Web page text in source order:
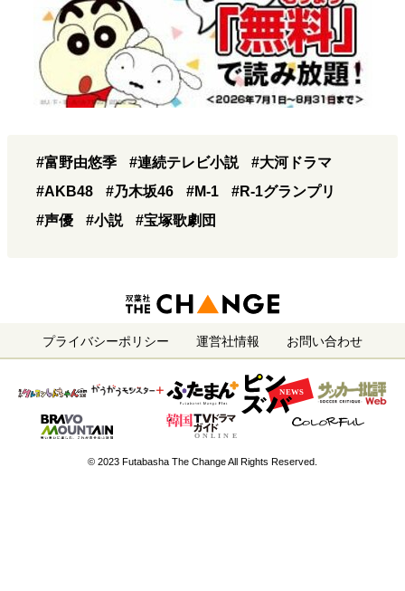
#富野由悠季 #連続テレビ小説
#大河ドラマ
#AKB48
#乃木坂46 #M-1
#R-1グランプリ
#声優
#小説 #宝塚歌劇団
プライバシーポリシー 運営社情報 お問い合わせ
© 2023 Futabasha The Change All Rights Reserved.